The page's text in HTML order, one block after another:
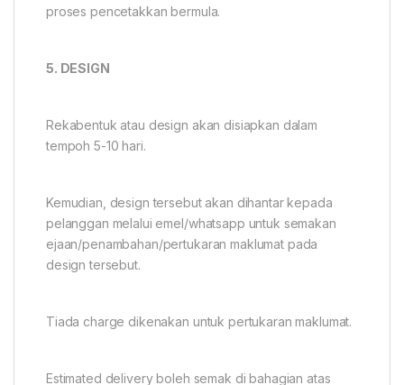
proses pencetakkan bermula.
5. DESIGN
Rekabentuk atau design akan disiapkan dalam
tempoh 5-10 hari.
Kemudian, design tersebut akan dihantar kepada
pelanggan melalui emel/whatsapp untuk semakan
ejaan/penambahan/pertukaran maklumat pada
design tersebut.
Tiada charge dikenakan untuk pertukaran maklumat.
Estimated delivery boleh semak di bahagian atas